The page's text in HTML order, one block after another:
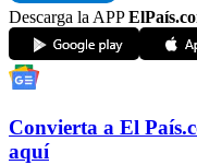
Descarga la APP
Convierta a El País
aquí